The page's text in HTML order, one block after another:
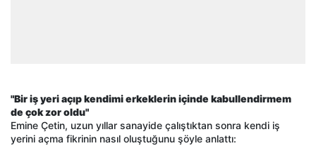
"Bir iş yeri açıp kendimi erkeklerin içinde kabullendirmem
de çok zor oldu"
Emine Çetin, uzun yıllar sanayide çalıştıktan sonra kendi iş
yerini açma fikrinin nasıl oluştuğunu şöyle anlattı: